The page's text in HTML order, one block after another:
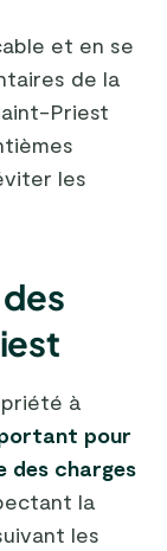
et en se
de la
Priest
les
à
pour
des charges
la
les